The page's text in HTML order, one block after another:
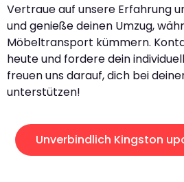
Vertraue auf unsere Erfahrung
und genieße deinen Umzug,
Möbeltransport kümmern.
heute und fordere dein
freuen uns darauf, dich bei
unterstützen!
Unverbindlich Kingston